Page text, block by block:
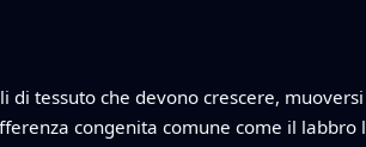
tessuto che devono crescere,
congenita comune come il